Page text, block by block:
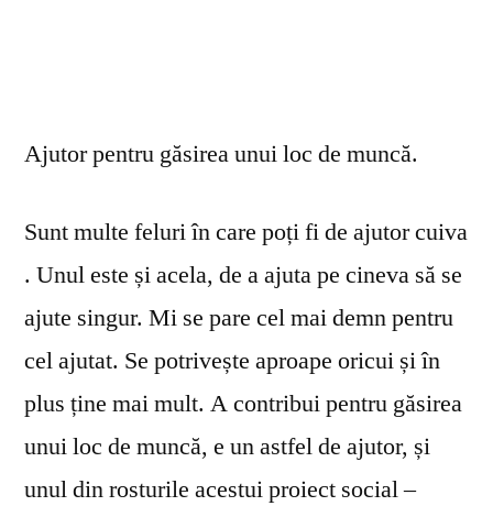
Ajutor pentru găsirea unui loc de muncă.
Sunt multe feluri în care poți fi de ajutor cuiva
. Unul este și acela, de a ajuta pe cineva să se
ajute singur. Mi se pare cel mai demn pentru
cel ajutat. Se potrivește aproape oricui și în
plus ține mai mult. A contribui pentru găsirea
unui loc de muncă, e un astfel de ajutor, și
unul din rosturile acestui proiect social –